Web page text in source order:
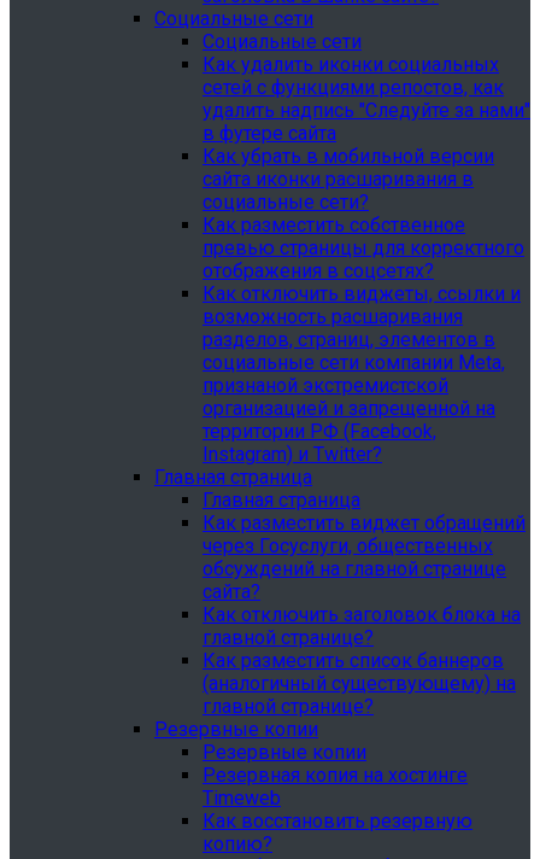
Социальные сети
Социальные сети
Как удалить иконки социальных
сетей с функциями репостов, как
удалить надпись "Следуйте за нами"
в футере сайта
Как убрать в мобильной версии
сайта иконки расшаривания в
социальные сети?
Как разместить собственное
превью страницы для корректного
отображения в соцсетях?
Как отключить виджеты, ссылки и
возможность расшаривания
разделов, страниц, элементов в
социальные сети компании Meta,
признаной экстремистской
организацией и запрещенной на
территории РФ (Facebook,
Instagram) и Twitter?
Главная страница
Главная страница
Как разместить виджет обращений
через Госуслуги, общественных
обсуждений на главной странице
сайта?
Как отключить заголовок блока на
главной странице?
Как разместить список баннеров
(аналогичный существующему) на
главной странице?
Резервные копии
Резервные копии
Резервная копия на хостинге
Timeweb
Как восстановить резервную
копию?